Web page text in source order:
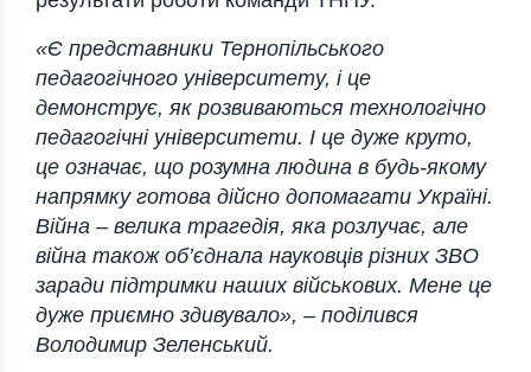
«Є представники Тернопільського
педагогічного університету, і це
демонструє, як розвиваються технологічно
педагогічні університети. І це дуже круто,
це означає, що розумна людина в будь-якому
напрямку готова дійсно допомагати Україні.
Війна – велика трагедія, яка розлучає, але
війна також об’єднала науковців різних ЗВО
заради підтримки наших військових. Мене це
дуже приємно здивувало», – поділився
Володимир Зеленський.